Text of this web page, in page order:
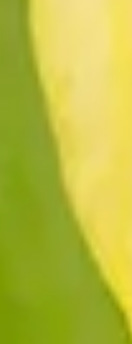
verschütteten Stadt Pompeji
Die Narzissen gehören zur
unterscheidet beispielsweise
der iberischen Halbinsel. Die
Die Bedeutung,
Die griechische Mythologie
für sie. Stattdessen verspottete
Narkissos: Von nun an war er
für unerfüllte Liebe stehen – du
Die Narzisse ist in vielen
Wertschätzung: „Ich kann dich
daraus wachsen. Wenn du
Wissenswertes und